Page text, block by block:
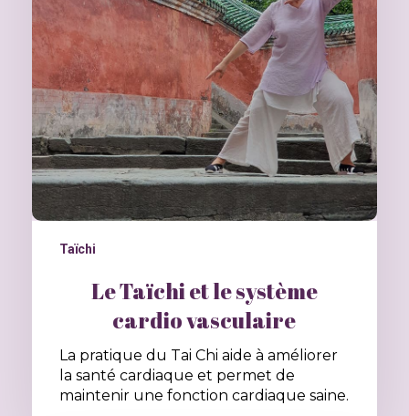
Taïchi
Le Taïchi et le système
cardio vasculaire
La pratique du Tai Chi aide à améliorer
la santé cardiaque et permet de
maintenir une fonction cardiaque saine.